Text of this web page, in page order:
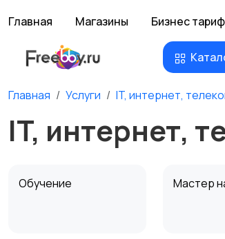
Главная Магазины Бизнес
Главная Услуги IT, интернет,
IT, интернет,
Обучение Мастер